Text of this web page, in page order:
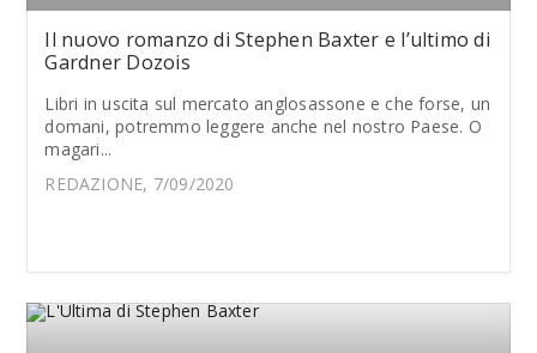
Il nuovo romanzo di Stephen Baxter e l’ultimo di
Gardner Dozois
Libri in uscita sul mercato anglosassone e che forse, un
domani, potremmo leggere anche nel nostro Paese. O
magari...
REDAZIONE, 7/09/2020